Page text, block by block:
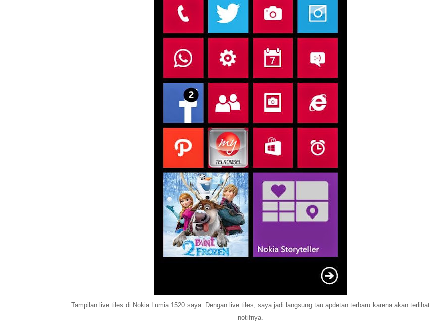
Tampilan live tiles di Nokia Lumia 1520 saya. Dengan live tiles, saya jadi langsung tau apdetan terbaru karena akan terlihat
notifnya.